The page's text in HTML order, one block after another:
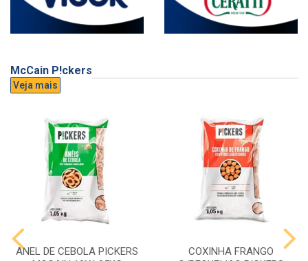
McCain P!ckers
Veja mais
ANEL DE CEBOLA PICKERS
COXINHA FRANGO